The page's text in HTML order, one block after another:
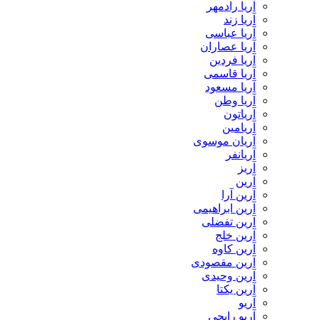
آریا رادمهر
آریا زند
آریا عباسی
آریا عصاران
آریا فردین
آریا قاسمی
آریا مسعود
آریا وطن
آریاتون
آریامین
آریان موسوی
آریانفر
آریز
آرین
آرین آرا
آرین ابراهیمی
آرین تفضلی
آرین خلج
آرین کاوه
آرین مقصودی
آرین وحیدی
آرین یکتا
آریو
آریو رایجی